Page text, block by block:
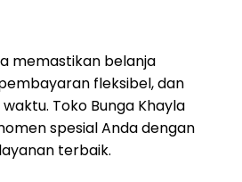
memastikan belanja
fleksibel, dan
Toko Bunga Khayla
spesial Anda dengan
terbaik.